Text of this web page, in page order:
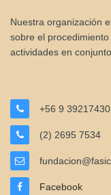
Nuestra organización
sobre el
actividades en
+56 9 39217430
(2) 2695 7534
Facebook